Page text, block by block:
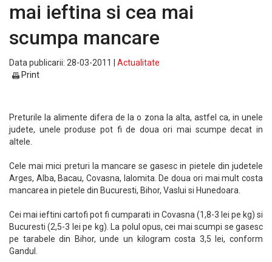
mai ieftina si cea mai
scumpa mancare
Data publicarii: 28-03-2011 | Actualitate
Print
Preturile la alimente difera de la o zona la alta, astfel ca, in unele
judete, unele produse pot fi de doua ori mai scumpe decat in
altele.
Cele mai mici preturi la mancare se gasesc in pietele din judetele
Arges, Alba, Bacau, Covasna, Ialomita. De doua ori mai mult costa
mancarea in pietele din Bucuresti, Bihor, Vaslui si Hunedoara.
Cei mai ieftini cartofi pot fi cumparati in Covasna (1,8-3 lei pe kg) si
Bucuresti (2,5-3 lei pe kg). La polul opus, cei mai scumpi se gasesc
pe tarabele din Bihor, unde un kilogram costa 3,5 lei, conform
Gandul.